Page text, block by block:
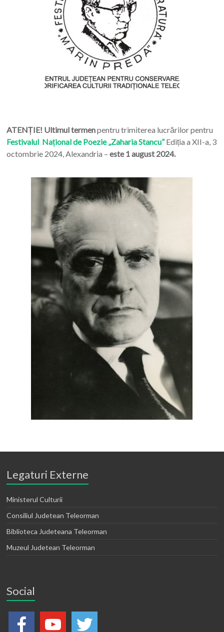
ATENȚIE! Ultimul termenpentru trimiterea lucrărilor pentru
Festivalul Național de Poezie „Zaharia Stancu”Ediția a XII-a, 3
octombrie 2024, Alexandria – este 1 august 2024.
Legaturi Externe
Ministerul Culturii
Consiliul Judetean Teleorman
Biblioteca Judeteana Teleorman
Muzeul Judetean Teleorman
Social